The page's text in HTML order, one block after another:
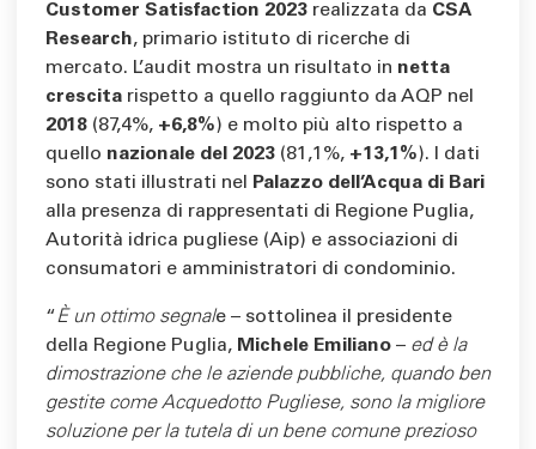
Customer Satisfaction 2023 realizzata da CSA
Research, primario istituto di ricerche di
mercato. L’audit mostra un risultato in netta
crescita rispetto a quello raggiunto da AQP nel
2018 (87,4%, +6,8%) e molto più alto rispetto a
quello nazionale del 2023 (81,1%, +13,1%). I dati
sono stati illustrati nel
Palazzo dell’Acqua di Bari
alla presenza di rappresentati di Regione Puglia,
Autorità idrica pugliese (Aip) e associazioni di
consumatori e amministratori di condominio.
“ È un ottimo segnale – sottolinea il presidente
della Regione Puglia, Michele Emiliano – ed è la
dimostrazione che le aziende pubbliche, quando ben
gestite come Acquedotto Pugliese, sono la migliore
soluzione per la tutela di un bene comune prezioso